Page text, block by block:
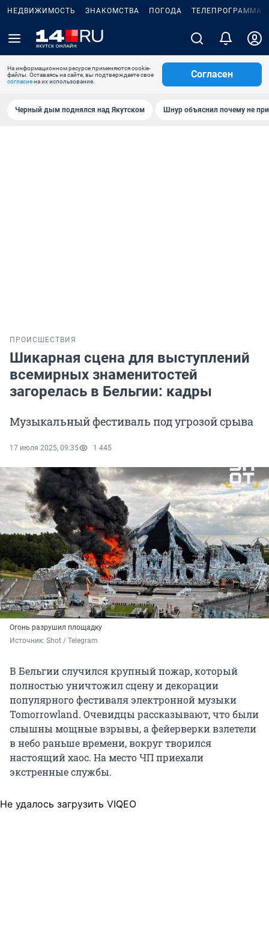
НЕДВИЖИМОСТЬ ЗНАКОМСТВА ПОГОДА ТЕЛЕПРОГРАММА
На информационном ресурсе применяются cookie-
файлы. Оставаясь на сайте, вы подтверждаете свое
согласиена их использование.
Согласен
Черный дым поднялся над Якутском Шнур объяснил почему не
ПРОИСШЕСТВИЯ
Шикарная сцена для выступлений
всемирных знаменитостей
загорелась в Бельгии: кадры
Музыкальный фестиваль под угрозой срыва
17 июля 2025, 09:35 1 445
Огонь разрушил площадку
Источник: Shot / Telegram
В Бельгии случился крупный пожар, который
полностью уничтожил сцену и декорации
популярного фестиваля электронной музыки
Tomorrowland. Очевидцы рассказывают, что были
слышны мощные взрывы, а фейерверки взлетели
в небо раньше времени, вокруг творился
настоящий хаос. На место ЧП приехали
экстренные службы.
Не удалось загрузить VIQEO